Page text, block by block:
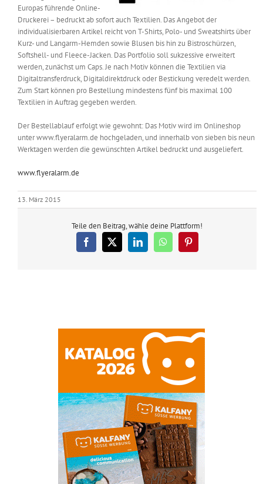
Kontakt
Messen & Events
Unternehmen
Interviews
Wissen
Jobshop
Europas führende Online-
Druckerei – bedruckt ab sofort auch Textilien. Das Angebot der
individualisierbaren Artikel reicht von T-Shirts, Polo- und Sweatshirts über
Kurz- und Langarm-Hemden sowie Blusen bis hin zu Bistroschürzen,
Softshell- und Fleece-Jacken. Das Portfolio soll sukzessive erweitert
werden, zunächst um Caps. Je nach Motiv können die Textilien via
Digitaltransferdruck, Digitaldirektdruck oder Bestickung veredelt werden.
Zum Start können pro Bestellung mindestens fünf bis maximal 100
Textilien in Auftrag gegeben werden.
Der Bestellablauf erfolgt wie gewohnt: Das Motiv wird im Onlineshop
unter www.flyeralarm.de hochgeladen, und innerhalb von sieben bis neun
Werktagen werden die gewünschten Artikel bedruckt und ausgeliefert.
www.flyeralarm.de
13. März 2015
Teile den Beitrag, wähle deine Plattform!
Facebook
X LinkedInWhatsAppPinterest